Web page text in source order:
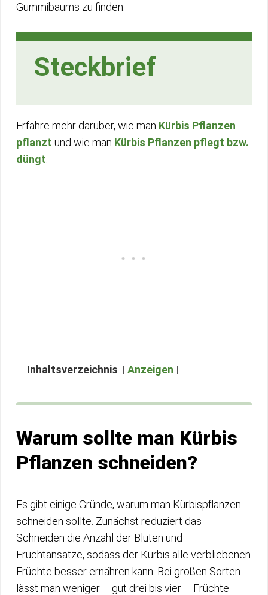
Gummibaums zu finden.
Steckbrief
Erfahre mehr darüber, wie man Kürbis Pflanzen
pflanzt und wie man Kürbis Pflanzen pflegt bzw.
düngt
Inhaltsverzeichnis Anzeigen
Warum sollte man Kürbis
Pflanzen schneiden?
Es gibt einige Gründe, warum man Kürbispflanzen
schneiden sollte. Zunächst reduziert das
Schneiden die Anzahl der Blüten und
Fruchtansätze, sodass der Kürbis alle verbliebenen
Früchte besser ernähren kann. Bei großen Sorten
lässt man weniger – gut drei bis vier – Früchte